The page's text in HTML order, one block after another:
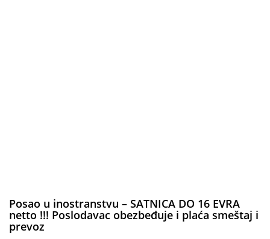
Posao u inostranstvu – SATNICA DO 16 EVRA
netto !!! Poslodavac obezbeđuje i plaća smeštaj i
prevoz